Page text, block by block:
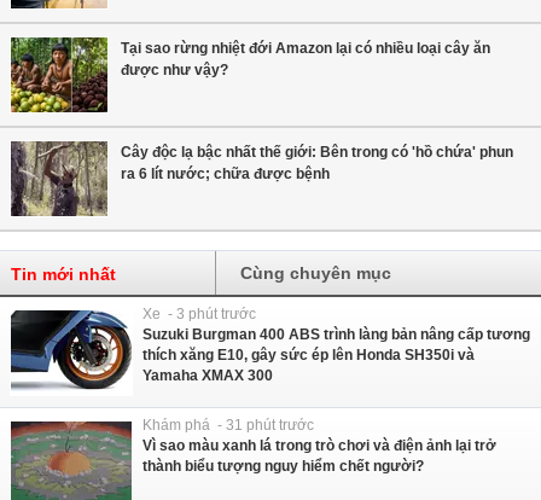
Tại sao rừng nhiệt đới Amazon lại có nhiều loại cây ăn
được như vậy?
Cây độc lạ bậc nhất thế giới: Bên trong có 'hồ chứa' phun
ra 6 lít nước; chữa được bệnh
Tin mới nhất Cùng chuyên mục
Xe - 3 phút trước
Suzuki Burgman 400 ABS trình làng bản nâng cấp tương
thích xăng E10, gây sức ép lên Honda SH350i và
Yamaha XMAX 300
Khám phá - 31 phút trước
Vì sao màu xanh lá trong trò chơi và điện ảnh lại trở
thành biểu tượng nguy hiểm chết người?